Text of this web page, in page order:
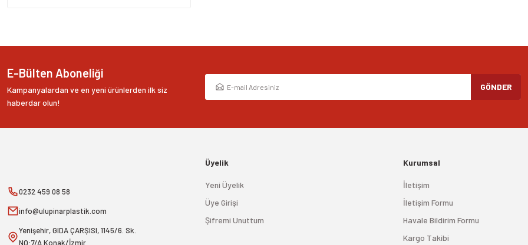
E-Bülten Aboneliği
Kampanyalardan ve en yeni ürünlerden ilk siz
haberdar olun!
GÖNDER
0232 459 08 58
info@ulupinarplastik.com
Yenişehir, GIDA ÇARŞISI, 1145/6. Sk.
NO:7/A Konak/İzmir
Üyelik
Yeni Üyelik
Üye Girişi
Şifremi Unuttum
Kurumsal
İletişim
İletişim Formu
Havale Bildirim Formu
Kargo Takibi